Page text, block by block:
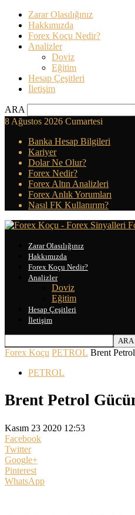
Zarar Olasılığınız
Hakkımızda
Forex Koçu Nedir?
Analizler
Doviz
Eğitim
Hesap Çeşitleri
İletişim
ARA
8 Ağustos 2026 Cumartesi
Banka Hesap Bilgileri
Kariyer
Dolar Ne Olur?
Forex Nedir?
Forex Altın Analizleri
Forex Anlık Yorumları
Nasıl FK Kullanırım?
Zarar Olasılığınız
Hakkımızda
Forex Koçu Nedir?
Analizler
Doviz
Eğitim
Hesap Çeşitleri
İletişim
Forex Koçu PETROL Brent
PETROL
Brent Petrol
Kasım 23 2020 12:53
Facebook
Twitter
Google+
Pinterest
WhatsApp